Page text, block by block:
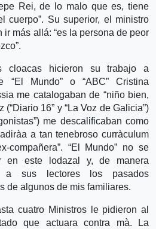
Rei, de lo malo que es, tiene
cuerpo”. Su superior, el ministro
ir más allá: “es la persona de peor
cloacas hicieron su trabajo a
“El Mundo” o “ABC” Cristina
me catalogaban de “niño bien,
16” y “La Voz de Galicia”)
me descalificaban como
a tan tenebroso currà­culum
compañera”. “El Mundo” no se
en este lodazal y, de manera
a sus lectores los pasados
de algunos de mis familiares.
cuatro Ministros le pidieron al
que actuara contra mà­. La